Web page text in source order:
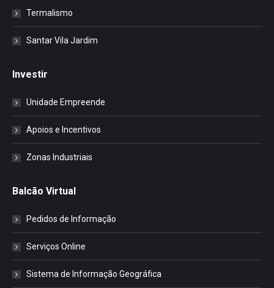
Termalismo
Santar Vila Jardim
Investir
Unidade Empreende
Apoios e Incentivos
Zonas Industriais
Balcão Virtual
Pedidos de Informação
Serviços Online
Sistema de Informação Geográfica